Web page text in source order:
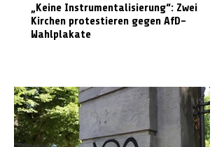
„Keine Instrumentalisierung“: Zwei
Kirchen protestieren gegen AfD-
Wahlplakate